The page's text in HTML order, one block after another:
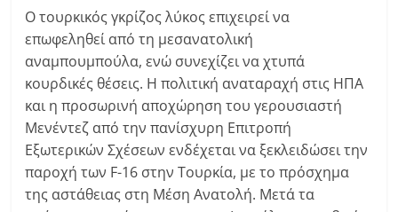
Ο τουρκικός γκρίζος λύκος επιχειρεί να
επωφεληθεί από τη μεσανατολική
αναμπουμπούλα, ενώ συνεχίζει να χτυπά
κουρδικές θέσεις. Η πολιτική αναταραχή στις ΗΠΑ
και η προσωρινή αποχώρηση του γερουσιαστή
Μενέντεζ από την πανίσχυρη Επιτροπή
Εξωτερικών Σχέσεων ενδέχεται να ξεκλειδώσει την
παροχή των F-16 στην Τουρκία, με το πρόσχημα
της αστάθειας στη Μέση Ανατολή. Μετά τα